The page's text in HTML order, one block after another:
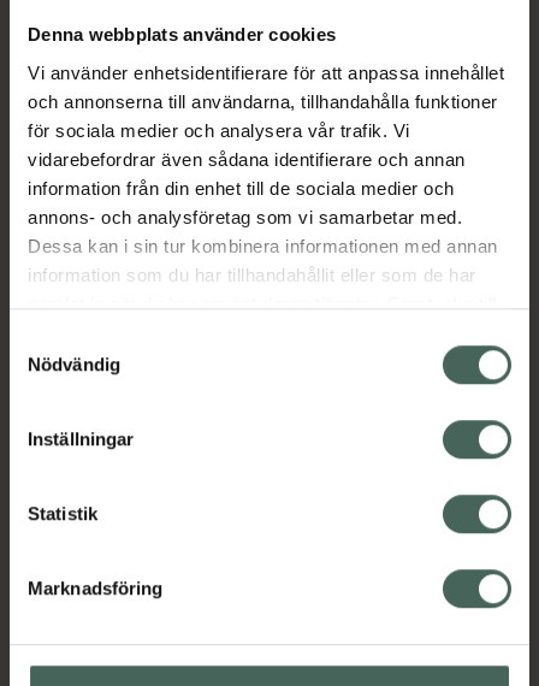
Denna webbplats använder cookies
Vi använder enhetsidentifierare för att anpassa innehållet
och annonserna till användarna, tillhandahålla funktioner
för sociala medier och analysera vår trafik. Vi
vidarebefordrar även sådana identifierare och annan
information från din enhet till de sociala medier och
annons- och analysföretag som vi samarbetar med.
Dessa kan i sin tur kombinera informationen med annan
information som du har tillhandahållit eller som de har
samlat in när du har använt deras tjänster. Samtycke till
återkalla ditt samtycke via webbplatsens
cookieinställningar. Ett återkallat samtycke påverkar inte
lagligheten av behandling som skett innan återkallelsen.
Nödvändig
Inställningar
Statistik
Marknadsföring
Sluta röka eller trappa ner när du vill bli rök- &
nikotinfri med Nicorette tuggummi, ett
nikotinläkemedel för rökavvänjning. Nicorette
nikotintuggummi är kliniskt bevisat att lindra
symtom vid abstinensbesvär exempelvis
nikotinbegär och irritation.
Jämförpris 2,33 kr/st
Kategorier:
Sluta röka
Innehåll Visa
Visa